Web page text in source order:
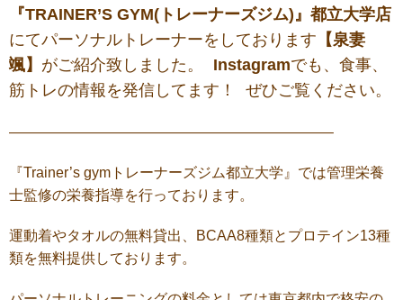
『TRAINER’S GYM(トレーナーズジム)』都立大学店
にてパーソナルトレーナーをしております 【泉妻
颯】 がご紹介致しました。 Instagramでも、食事、
筋トレの情報を発信してます！ ぜひご覧ください。
——————————————————————–
『Trainer’s gymトレーナーズジム都立大学』では管理栄養
士監修の栄養指導を行っております。
運動着やタオルの無料貸出、BCAA8種類とプロテイン13種
類を無料提供しております。